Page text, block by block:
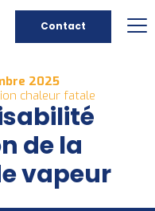
Contact
2025
chaleur fatale
de la
vapeur